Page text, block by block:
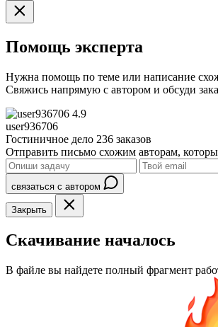
Помощь эксперта
Нужна помощь по теме или написание
Свяжись напрямую с автором и обсуди
4.9
user936706
Гостиничное дело 236 заказов
Отправить письмо схожим авторам,
связаться с автором
Закрыть
Скачивание началось
В файле вы найдете полный фрагмент